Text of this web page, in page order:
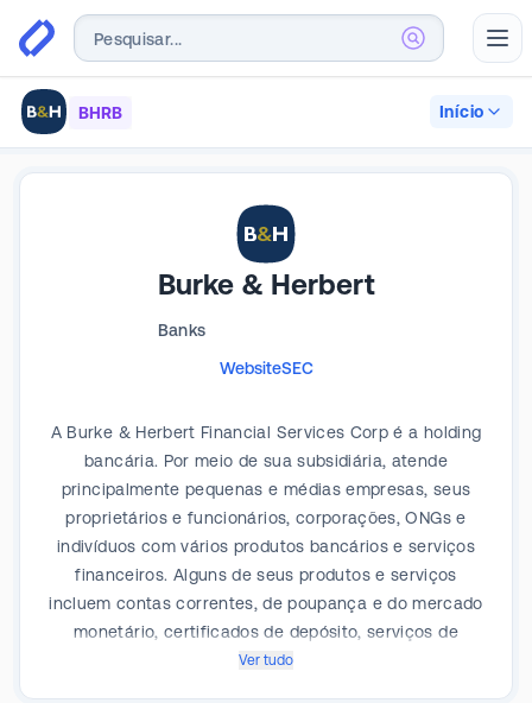
BHRB Início
Burke & Herbert
Banks
WebsiteSEC
A Burke & Herbert Financial Services Corp é a holding
bancária. Por meio de sua subsidiária, atende
principalmente pequenas e médias empresas, seus
proprietários e funcionários, corporações, ONGs e
indivíduos com vários produtos bancários e serviços
financeiros. Alguns de seus produtos e serviços
incluem contas correntes, de poupança e do mercado
monetário, certificados de depósito, serviços de
tesouraria e gestão de caixa, empréstimos comerciais
Ver tudo